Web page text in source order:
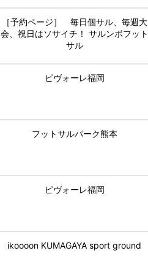
［予約ページ］ 毎日個サル、毎週大
会、祝日はソサイチ！ サルンボフット
サル
ピヴォーレ福岡
フットサルパーク熊本
ピヴォーレ福岡
ikoooon KUMAGAYA sport ground